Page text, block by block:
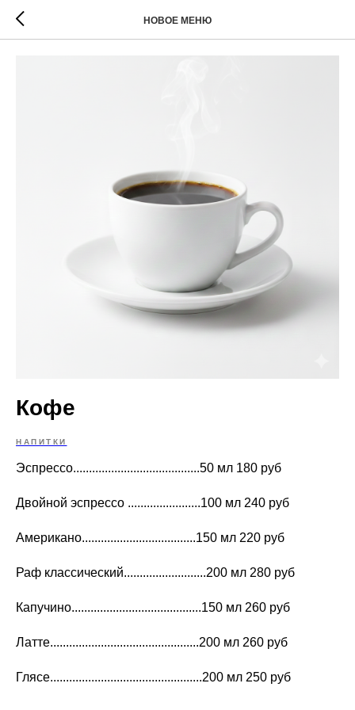
НОВОЕ МЕНЮ
Кофе
НАПИТКИ
Эспрессо........................................50 мл 180 руб
Двойной эспрессо .......................100 мл 240 руб
Американо....................................150 мл 220 руб
Раф классический..........................200 мл 280 руб
Капучино.........................................150 мл 260 руб
Латте...............................................200 мл 260 руб
Глясе................................................200 мл 250 руб